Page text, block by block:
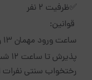
✅ظرفیت ۲ نفر
قوانین:
ساعت ورود مهمان 13 وساعت خروج 11 میباشد
رختخواب سنتی نفرات